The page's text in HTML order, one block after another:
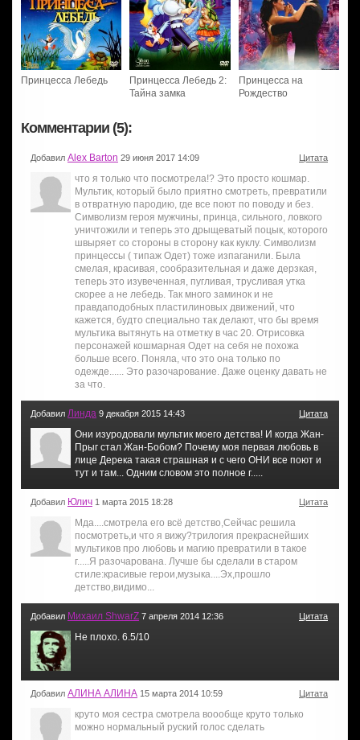
Принцесса Лебедь
Принцесса Лебедь 2:
Тайна замка
Принцесса на
Рождество
Комментарии (5):
Добавил Alex Barton 29 июня 2017 14:09 Цитата
что я только что посмотрела!? Это просто кошмар.
Мультик, который было приятно смотреть, превратили
в отвратную пародию, где все поют по поводу и без.
Символизм героя мужчины, принца, сильного, ловкого
уничтожили и теперь это дрыщеватый поцык, которого
швыряет со стороны в сторону как куклу. Символизм
принцессы ( типаж Одет) тоже изпаганили. Была
смелая, красивая, сообразительная и даже дерзкая,
теперь это изувеченная, пугливая, трусливая утка
скорее а не лебедь. Так много заминок и не
правдаподобных пластилиновых движений, что
кажется, будто специально так делают, что бы время
мультика вытянуть на отметку в час 20. Отрисовка
персонажей кошмарная Одет на себя не похожа
больше всего. Поняла, что это она только по
одежде...... Это разочарование. Даже оценку давать не
за что.
Добавил Линда 9 декабря 2015 14:43 Цитата
Они изуродовали мультик моего детства! И когда Жан-
Прыг стал Жан-Бобом? Почему моя первая любовь в
лице Дерека такая страшная и с чего ОНИ все поют и
тут и там... Одним словом это полное г.....
Добавил Юлич 1 марта 2015 18:28 Цитата
Мда....смотрела его всё детство,Сейчас решила
посмотреть,и что я вижу?трилогия прекраснейших
мультиков про любовь и магию превратили в такое
г.....Я разочарована. Лучше бы сделали в старом
стиле:красивые герои,музыка....Эх,прошло
детство,видимо...
Добавил Михаил ShwarZ 7 апреля 2014 12:36 Цитата
Не плохо. 6.5/10
Добавил АЛИНА АЛИНА 15 марта 2014 10:59 Цитата
круто моя сестра смотрела воообще круто только
можно нормальный руский голос сделать